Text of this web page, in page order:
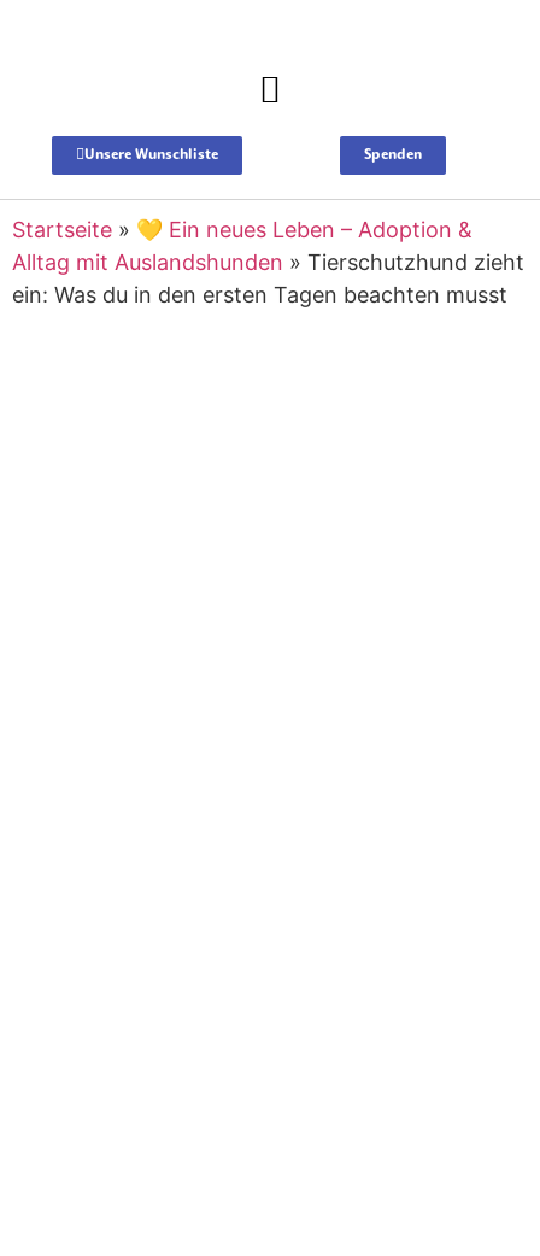
Unsere Wunschliste Spenden
Startseite » 💛 Ein neues Leben – Adoption &
Alltag mit Auslandshunden » Tierschutzhund zieht
ein: Was du in den ersten Tagen beachten musst